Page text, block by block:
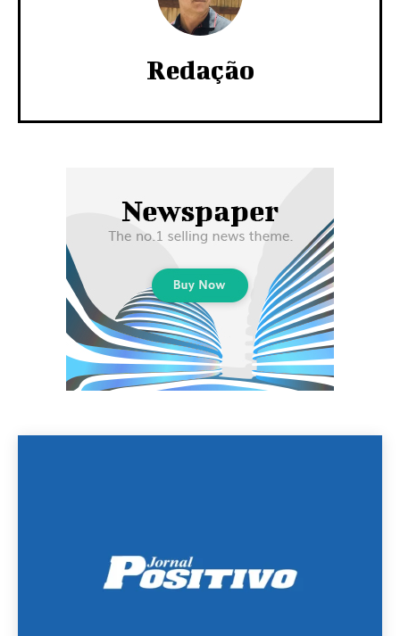
Redação